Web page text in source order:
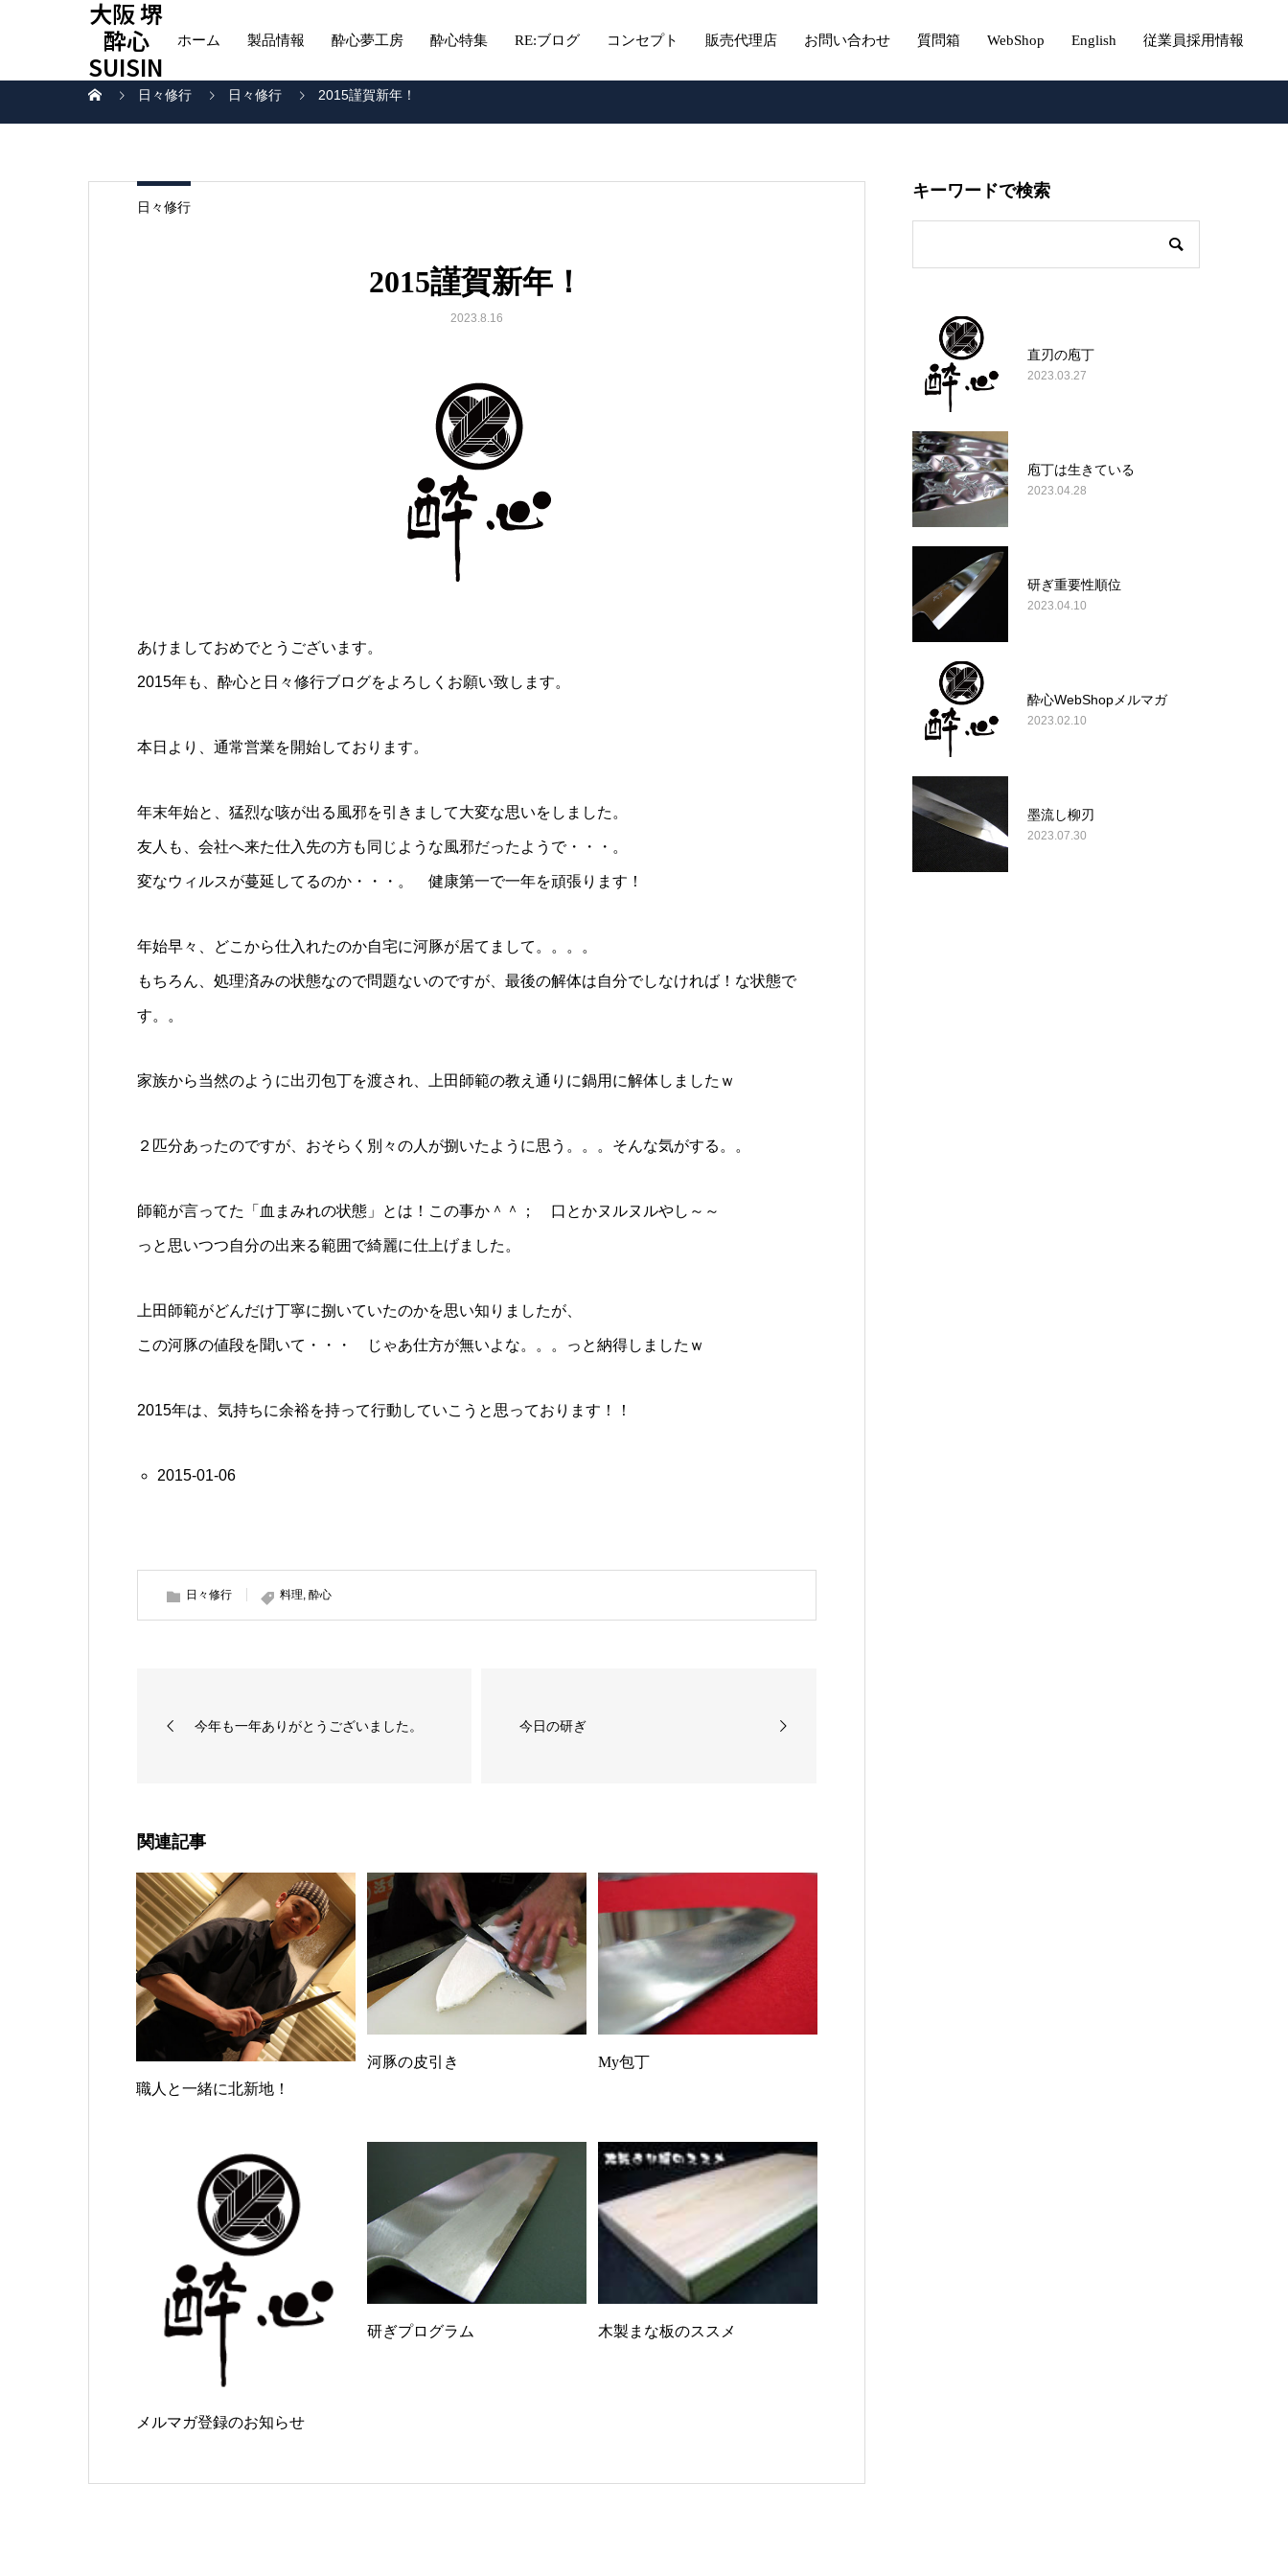
大阪 堺
酔心
SUISIN
ホーム 製品情報 酔心夢工房 酔心特集 RE:ブログ コンセプト 販売代理店 お問い合わせ 質問箱 WebShop English 従業員採用情報
日々修行 日々修行 2015謹賀新年！
日々修行
2015謹賀新年！
2023.8.16
あけましておめでとうございます。
2015年も、酔心と日々修行ブログをよろしくお願い致します。
本日より、通常営業を開始しております。
年末年始と、猛烈な咳が出る風邪を引きまして大変な思いをしました。
友人も、会社へ来た仕入先の方も同じような風邪だったようで・・・。
変なウィルスが蔓延してるのか・・・。 健康第一で一年を頑張ります！
年始早々、どこから仕入れたのか自宅に河豚が居てまして。。。。
もちろん、処理済みの状態なので問題ないのですが、最後の解体は自分でしなければ！な状態で
す。。
家族から当然のように出刃包丁を渡され、上田師範の教え通りに鍋用に解体しましたｗ
２匹分あったのですが、おそらく別々の人が捌いたように思う。。。そんな気がする。。
師範が言ってた「血まみれの状態」とは！この事か＾＾； 口とかヌルヌルやし～～
っと思いつつ自分の出来る範囲で綺麗に仕上げました。
上田師範がどんだけ丁寧に捌いていたのかを思い知りましたが、
この河豚の値段を聞いて・・・ じゃあ仕方が無いよな。。。っと納得しましたｗ
2015年は、気持ちに余裕を持って行動していこうと思っております！！
2015-01-06
日々修行 料理 酔心
今年も一年ありがとうございました。 今日の研ぎ
関連記事
職人と一緒に北新地！
河豚の皮引き My包丁
メルマガ登録のお知らせ
研ぎプログラム 木製まな板のススメ
キーワードで検索
直刃の庖丁
2023.03.27
庖丁は生きている
2023.04.28
研ぎ重要性順位
2023.04.10
酔心WebShopメルマガ
2023.02.10
墨流し柳刃
2023.07.30